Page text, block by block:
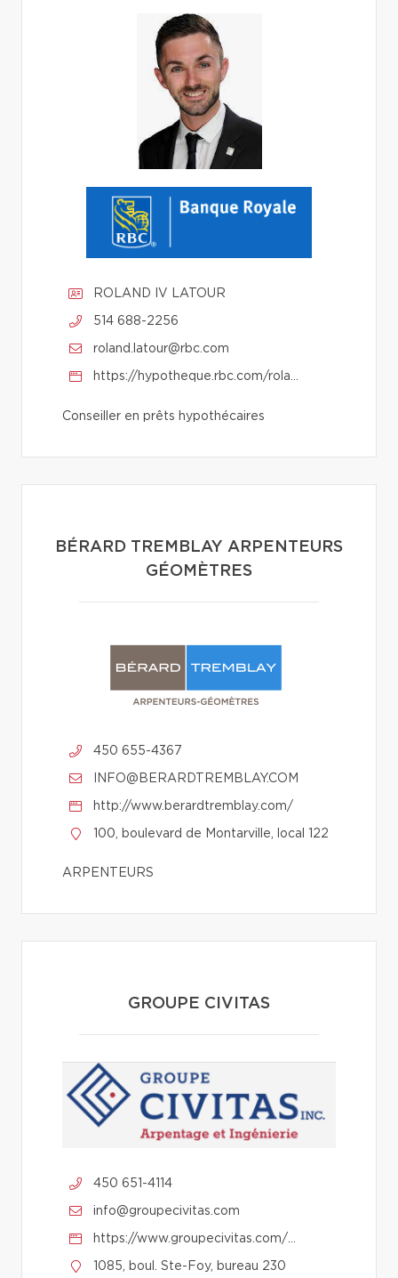
ROLAND IV LATOUR
514 688-2256
roland.latour@rbc.com
https://hypotheque.rbc.com/roland.latour
Conseiller en prêts hypothécaires
BÉRARD TREMBLAY ARPENTEURS
GÉOMÈTRES
450 655-4367
INFO@BERARDTREMBLAY.COM
http://www.berardtremblay.com/
100, boulevard de Montarville, local 122
ARPENTEURS
GROUPE CIVITAS
450 651-4114
info@groupecivitas.com
https://www.groupecivitas.com/fr/contact/arpenteur-geometre-longueuil/
1085, boul. Ste-Foy, bureau 230